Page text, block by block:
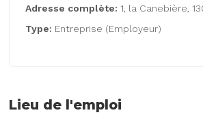
Adresse complète: 1, la Canebière,
Type: Entreprise (Employeur)
Lieu de l'emploi